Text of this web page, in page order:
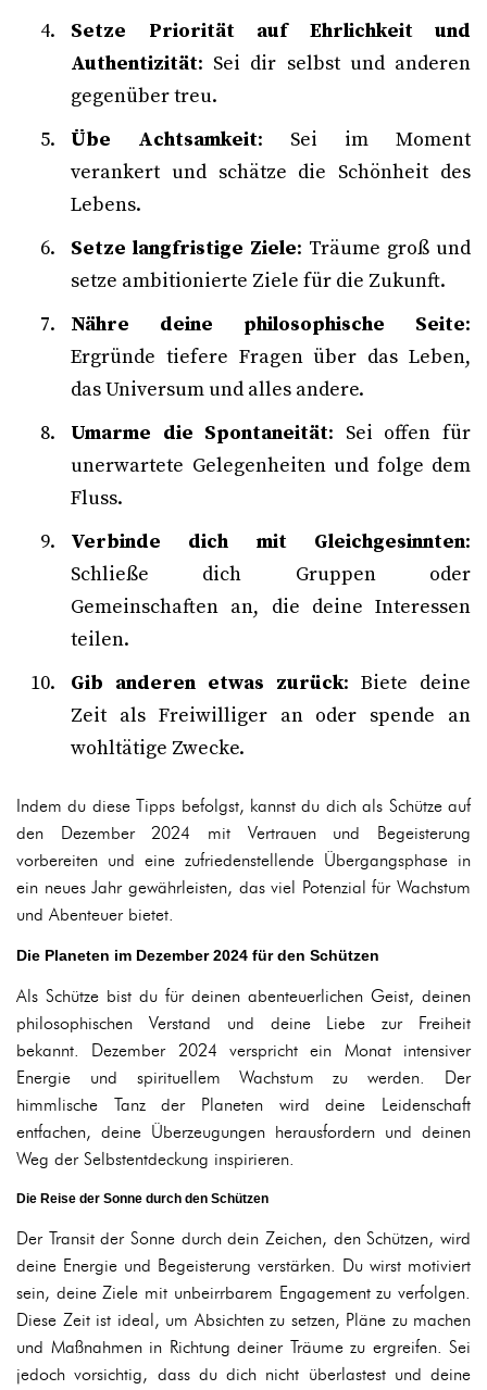
Setze Priorität auf Ehrlichkeit und
Authentizität: Sei dir selbst und anderen
gegenüber treu.
Übe Achtsamkeit: Sei im Moment
verankert und schätze die Schönheit des
Lebens.
Setze langfristige Ziele: Träume groß und
setze ambitionierte Ziele für die Zukunft.
Nähre deine philosophische Seite:
Ergründe tiefere Fragen über das Leben,
das Universum und alles andere.
Umarme die Spontaneität: Sei offen für
unerwartete Gelegenheiten und folge dem
Fluss.
Verbinde dich mit Gleichgesinnten:
Schließe dich Gruppen oder
Gemeinschaften an, die deine Interessen
teilen.
Gib anderen etwas zurück: Biete deine
Zeit als Freiwilliger an oder spende an
wohltätige Zwecke.
Indem du diese Tipps befolgst, kannst du dich als Schütze auf
den Dezember 2024 mit Vertrauen und Begeisterung
vorbereiten und eine zufriedenstellende Übergangsphase in
ein neues Jahr gewährleisten, das viel Potenzial für Wachstum
und Abenteuer bietet.
Die Planeten im Dezember 2024 für den Schützen
Als Schütze bist du für deinen abenteuerlichen Geist, deinen
philosophischen Verstand und deine Liebe zur Freiheit
bekannt. Dezember 2024 verspricht ein Monat intensiver
Energie und spirituellem Wachstum zu werden. Der
himmlische Tanz der Planeten wird deine Leidenschaft
entfachen, deine Überzeugungen herausfordern und deinen
Weg der Selbstentdeckung inspirieren.
Die Reise der Sonne durch den Schützen
Der Transit der Sonne durch dein Zeichen, den Schützen, wird
deine Energie und Begeisterung verstärken. Du wirst motiviert
sein, deine Ziele mit unbeirrbarem Engagement zu verfolgen.
Diese Zeit ist ideal, um Absichten zu setzen, Pläne zu machen
und Maßnahmen in Richtung deiner Träume zu ergreifen. Sei
jedoch vorsichtig, dass du dich nicht überlastest und deine